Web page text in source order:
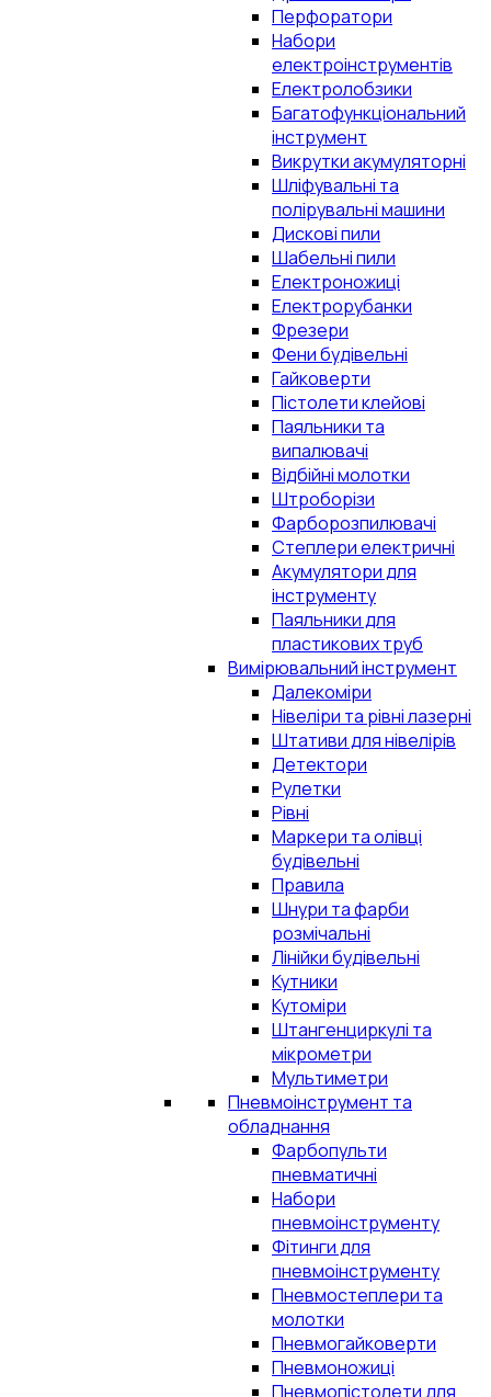
Перфоратори
Набори
електроінструментів
Електролобзики
Багатофункціональний
інструмент
Викрутки акумуляторні
Шліфувальні та
полірувальні машини
Дискові пили
Шабельні пили
Електроножиці
Електрорубанки
Фрезери
Фени будівельні
Гайковерти
Пістолети клейові
Паяльники та
випалювачі
Відбійні молотки
Штроборізи
Фарборозпилювачі
Степлери електричні
Акумулятори для
інструменту
Паяльники для
пластикових труб
Вимірювальний інструмент
Далекоміри
Нівеліри та рівні лазерні
Штативи для нівелірів
Детектори
Рулетки
Рівні
Маркери та олівці
будівельні
Правила
Шнури та фарби
розмічальні
Лінійки будівельні
Кутники
Кутоміри
Штангенциркулі та
мікрометри
Мультиметри
Пневмоінструмент та
обладнання
Фарбопульти
пневматичні
Набори
пневмоінструменту
Фітинги для
пневмоінструменту
Пневмостеплери та
молотки
Пневмогайковерти
Пневмоножиці
Пневмопістолети для